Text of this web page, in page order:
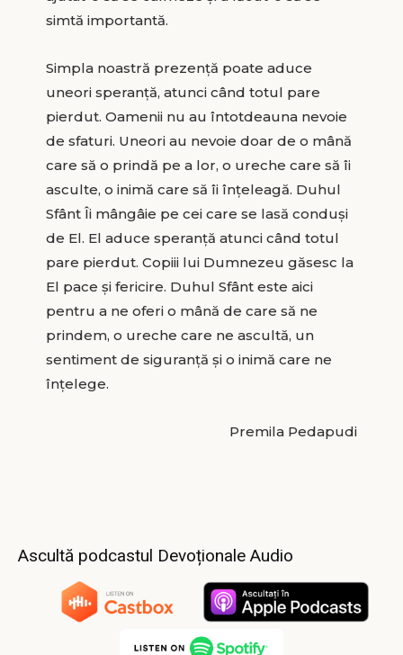
simtă importantă.
Simpla noastră prezență poate aduce
uneori speranță, atunci când totul pare
pierdut. Oamenii nu au întotdeauna nevoie
de sfaturi. Uneori au nevoie doar de o mână
care să o prindă pe a lor, o ureche care să îi
asculte, o inimă care să îi înțeleagă. Duhul
Sfânt Îi mângâie pe cei care se lasă conduși
de El. El aduce speranță atunci când totul
pare pierdut. Copiii lui Dumnezeu găsesc la
El pace și fericire. Duhul Sfânt este aici
pentru a ne oferi o mână de care să ne
prindem, o ureche care ne ascultă, un
sentiment de siguranță și o inimă care ne
înțelege.
Premila Pedapudi
Ascultă podcastul Devoționale Audio